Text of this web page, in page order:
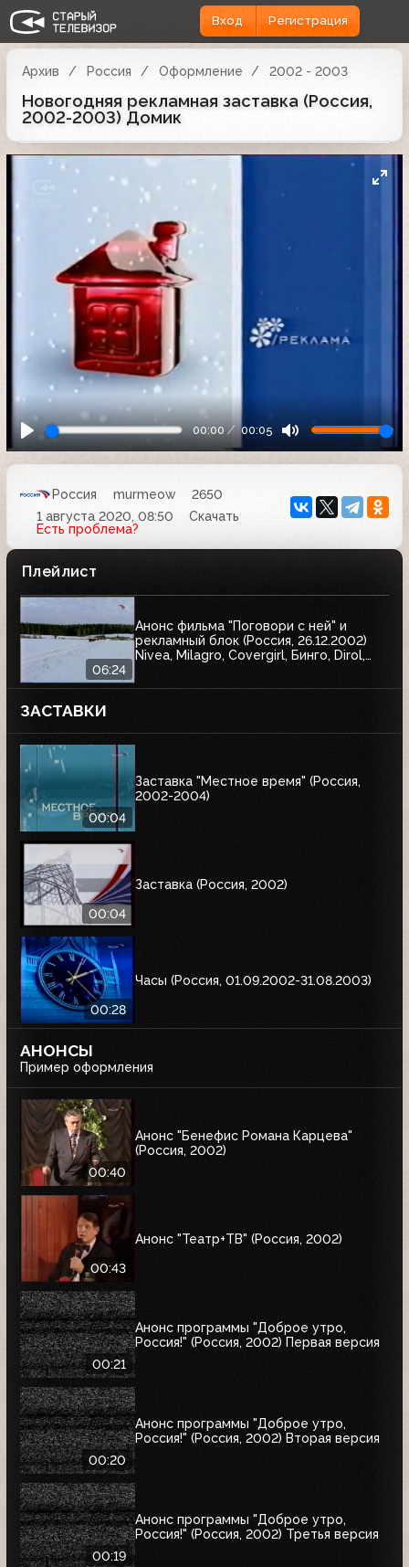
Вход Регистрация
Архив Россия Оформление 2002 - 2003
Новогодняя рекламная заставка (Россия,
2002-2003) Домик
00:00 00:05
Россия murmeow
2650
1 августа 2020, 08:50
Скачать
Есть проблема?
Плейлист
06:24
Анонс фильма "Поговори с ней" и
рекламный блок (Россия, 26.12.2002)
Nivea, Milagro, Covergirl, Бинго, Dirol,
ЗАСТАВКИ
00:04
Заставка "Местное время" (Россия,
2002-2004)
00:04
Заставка (Россия, 2002)
00:28
Часы (Россия, 01.09.2002-31.08.2003)
АНОНСЫ
Пример оформления
00:40
Анонс "Бенефис Романа Карцева"
(Россия, 2002)
00:43
Анонс "Театр+ТВ" (Россия, 2002)
00:21
Анонс программы "Доброе утро,
Россия!" (Россия, 2002) Первая версия
00:20
Анонс программы "Доброе утро,
Россия!" (Россия, 2002) Вторая версия
00:19
Анонс программы "Доброе утро,
Россия!" (Россия, 2002) Третья версия